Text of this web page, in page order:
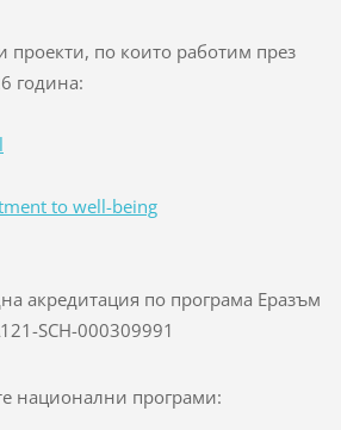
проекти, по които работим през
година:
to well-being
акредитация по програма Еразъм
SCH-000309991
национални програми: